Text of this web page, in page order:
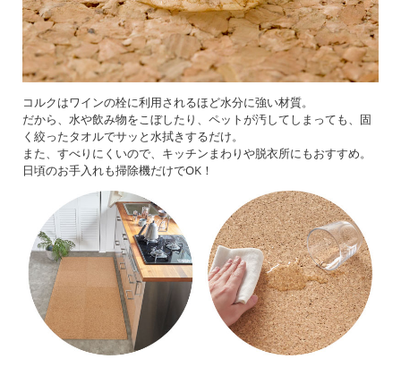
コルクはワインの栓に利用されるほど水分に強い材質。
だから、水や飲み物をこぼしたり、ペットが汚してしまっても、固
く絞ったタオルでサッと水拭きするだけ。
また、すべりにくいので、キッチンまわりや脱衣所にもおすすめ。
日頃のお手入れも掃除機だけでOK！